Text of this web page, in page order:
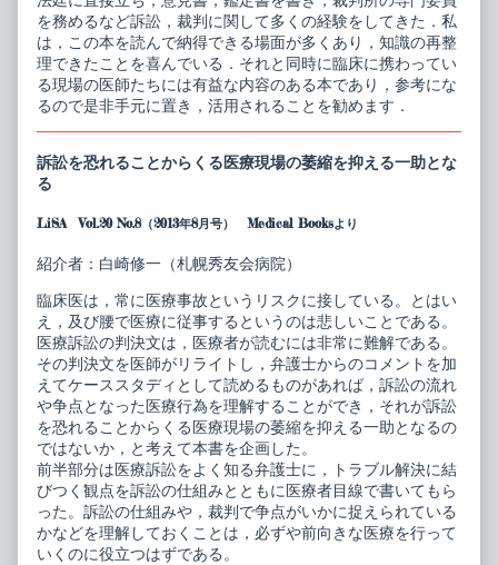
を務めるなど訴訟，裁判に関して多くの経験をしてきた．私
は，この本を読んで納得できる場面が多くあり，知識の再整
理できたことを喜んでいる．それと同時に臨床に携わってい
る現場の医師たちには有益な内容のある本であり，参考にな
るので是非手元に置き，活用されることを勧めます．
訴訟を恐れることからくる医療現場の萎縮を抑える一助とな
る
LiSA Vol.20 No.8（2013年8月号） Medical Booksより
紹介者：白崎修一（札幌秀友会病院）
臨床医は，常に医療事故というリスクに接している。とはい
え，及び腰で医療に従事するというのは悲しいことである。
医療訴訟の判決文は，医療者が読むには非常に難解である。
その判決文を医師がリライトし，弁護士からのコメントを加
えてケーススタディとして読めるものがあれば，訴訟の流れ
や争点となった医療行為を理解することができ，それが訴訟
を恐れることからくる医療現場の萎縮を抑える一助となるの
ではないか，と考えて本書を企画した。
前半部分は医療訴訟をよく知る弁護士に，トラブル解決に結
びつく観点を訴訟の仕組みとともに医療者目線で書いてもら
った。訴訟の仕組みや，裁判で争点がいかに捉えられている
かなどを理解しておくことは，必ずや前向きな医療を行って
いくのに役立つはずである。